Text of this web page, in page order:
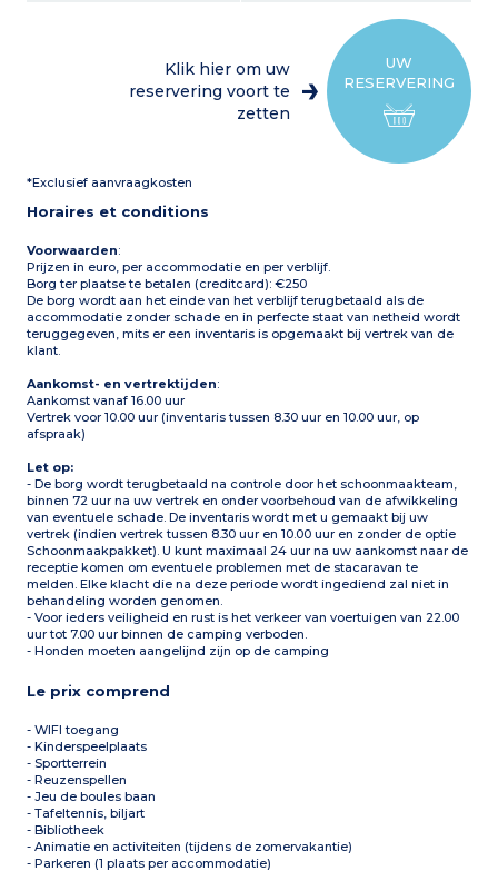
tweepersoonsbed (140 x
Apart toilet
tuinmeubilair
personen
Let op:
Accommodatie
beschikbaar van zondag
tot woensdag
UW
RESERVERING
Klik hier om uw
reservering voort te
zetten
*Exclusief aanvraagkosten
Horaires et conditions
Voorwaarden:
Prijzen in euro, per accommodatie en per verblijf.
Borg ter plaatse te betalen (creditcard): €250
De borg wordt aan het einde van het verblijf terugbetaald als de
accommodatie zonder schade en in perfecte staat van netheid wordt
teruggegeven, mits er een inventaris is opgemaakt bij vertrek van de
klant.
Aankomst- en vertrektijden:
Aankomst vanaf 16.00 uur
Vertrek voor 10.00 uur (inventaris tussen 8.30 uur en 10.00 uur, op
afspraak)
Let op:
- De borg wordt terugbetaald na controle door het schoonmaakteam,
binnen 72 uur na uw vertrek en onder voorbehoud van de afwikkeling
van eventuele schade. De inventaris wordt met u gemaakt bij uw
vertrek (indien vertrek tussen 8.30 uur en 10.00 uur en zonder de optie
Schoonmaakpakket). U kunt maximaal 24 uur na uw aankomst naar de
receptie komen om eventuele problemen met de stacaravan te
melden. Elke klacht die na deze periode wordt ingediend zal niet in
behandeling worden genomen.
- Voor ieders veiligheid en rust is het verkeer van voertuigen van 22.00
uur tot 7.00 uur binnen de camping verboden.
- Honden moeten aangelijnd zijn op de camping
Le prix comprend
- WIFI toegang
- Kinderspeelplaats
- Sportterrein
- Reuzenspellen
- Jeu de boules baan
- Tafeltennis, biljart
- Bibliotheek
- Animatie en activiteiten (tijdens de zomervakantie)
- Parkeren (1 plaats per accommodatie)